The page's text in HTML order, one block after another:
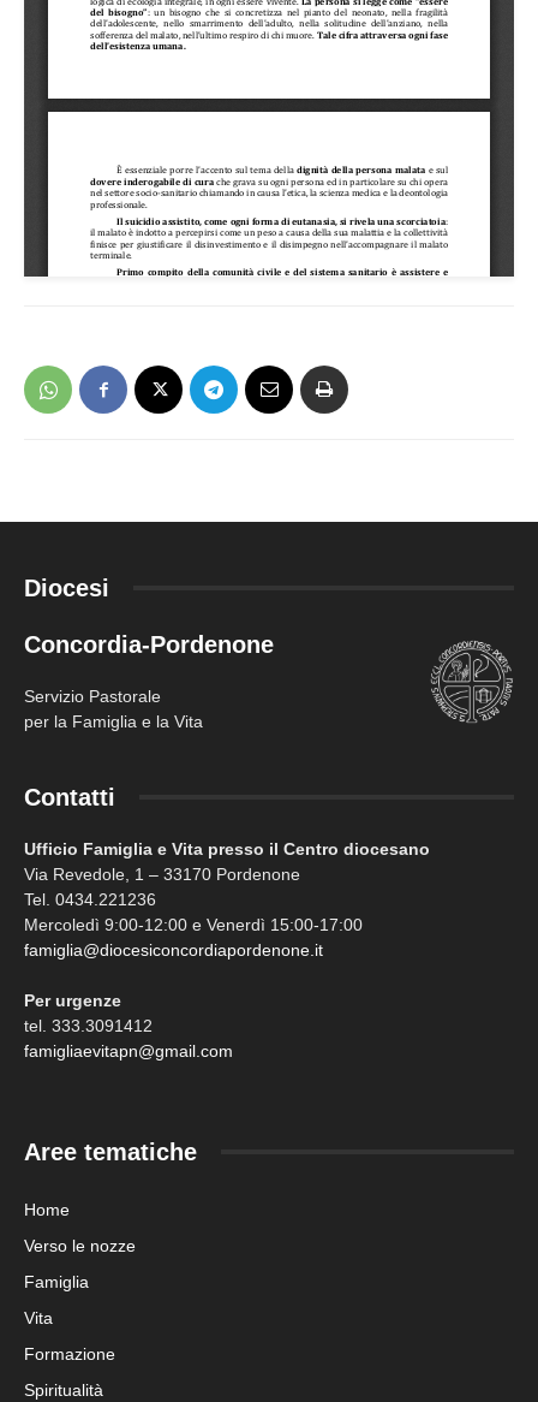
Diocesi
Concordia-Pordenone
Servizio Pastorale
per la Famiglia e la Vita
Contatti
Ufficio Famiglia e Vita presso il Centro diocesano
Via Revedole, 1 – 33170 Pordenone
Tel. 0434.221236
Mercoledì 9:00-12:00 e Venerdì 15:00-17:00
famiglia@diocesiconcordiapordenone.it
Per urgenze
tel. 333.3091412
famigliaevitapn@gmail.com
Aree tematiche
Home
Verso le nozze
Famiglia
Vita
Formazione
Spiritualità